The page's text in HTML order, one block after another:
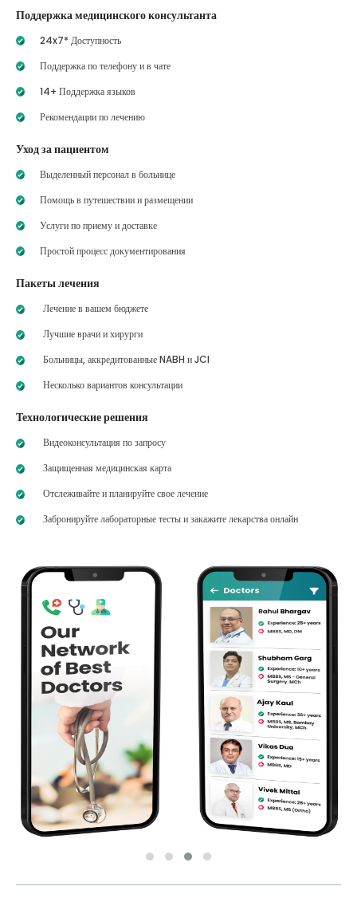
Поддержка медицинского консультанта
24x7* Доступность
Поддержка по телефону и в чате
14+ Поддержка языков
Рекомендации по лечению
Уход за пациентом
Выделенный персонал в больнице
Помощь в путешествии и размещении
Услуги по приему и доставке
Простой процесс документирования
Пакеты лечения
Лечение в вашем бюджете
Лучшие врачи и хирурги
Больницы, аккредитованные NABH и JCI
Несколько вариантов консультации
Технологические решения
Видеоконсультация по запросу
Защищенная медицинская карта
Отслеживайте и планируйте свое лечение
Забронируйте лабораторные тесты и закажите лекарства онлайн